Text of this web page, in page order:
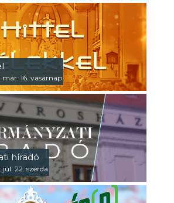
már. 16. vasárnap
híradó
júl. 22. szerda